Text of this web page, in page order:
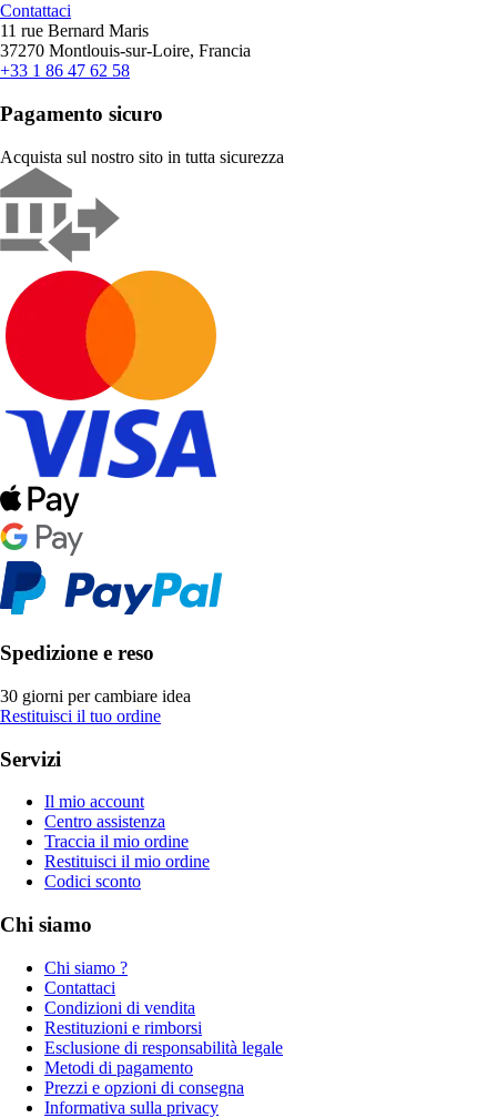
Contattaci
11 rue Bernard Maris
37270 Montlouis-sur-Loire, Francia
+33 1 86 47 62 58
Pagamento sicuro
Acquista sul nostro sito in tutta sicurezza
Spedizione e reso
30 giorni per cambiare idea
Restituisci il tuo ordine
Servizi
Il mio account
Centro assistenza
Traccia il mio ordine
Restituisci il mio ordine
Codici sconto
Chi siamo
Chi siamo ?
Contattaci
Condizioni di vendita
Restituzioni e rimborsi
Esclusione di responsabilità legale
Metodi di pagamento
Prezzi e opzioni di consegna
Informativa sulla privacy